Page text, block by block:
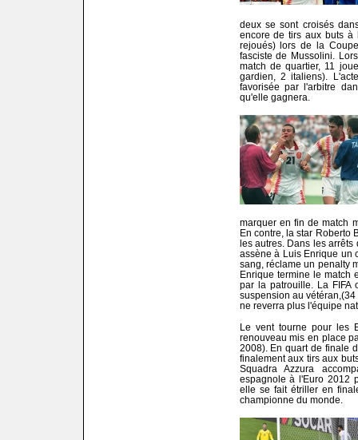
deux se sont croisés
encore de tirs aux buts à
rejoués) lors de la
fasciste de Mussolini.
match de quartier, 11
gardien, 2 italiens).
favorisée par l'arbitre
qu'elle gagnera.
marquer en fin de match
En contre, la star Roberto
les autres. Dans les arrêts
assène à Luis Enrique un
sang, réclame un penalty
Enrique termine le match
par la patrouille. La FIFA
suspension au
ne reverra plus l'équipe
Le vent tourne pour les
renouveau mis en place
2008). En quart de finale
finalement aux tirs aux
Squadra Azzura
espagnole à l'Euro 2012
elle se fait étriller en
championne du monde.